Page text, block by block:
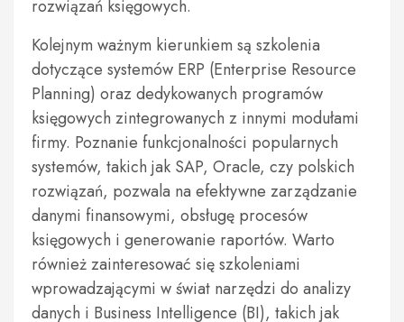
rozwiązań księgowych.
Kolejnym ważnym kierunkiem są szkolenia
dotyczące systemów ERP (Enterprise Resource
Planning) oraz dedykowanych programów
księgowych zintegrowanych z innymi modułami
firmy. Poznanie funkcjonalności popularnych
systemów, takich jak SAP, Oracle, czy polskich
rozwiązań, pozwala na efektywne zarządzanie
danymi finansowymi, obsługę procesów
księgowych i generowanie raportów. Warto
również zainteresować się szkoleniami
wprowadzającymi w świat narzędzi do analizy
danych i Business Intelligence (BI), takich jak